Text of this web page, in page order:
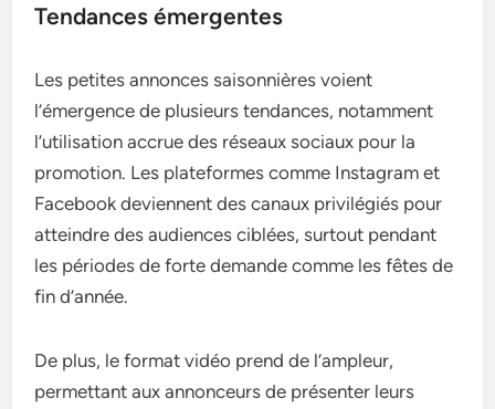
Tendances émergentes
Les petites annonces saisonnières voient
l’émergence de plusieurs tendances, notamment
l’utilisation accrue des réseaux sociaux pour la
promotion. Les plateformes comme Instagram et
Facebook deviennent des canaux privilégiés pour
atteindre des audiences ciblées, surtout pendant
les périodes de forte demande comme les fêtes de
fin d’année.
De plus, le format vidéo prend de l’ampleur,
permettant aux annonceurs de présenter leurs